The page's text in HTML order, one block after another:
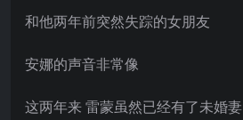
和他两年前突然失踪的女朋友
安娜的声音非常像
这两年来 雷蒙虽然已经有了未婚妻